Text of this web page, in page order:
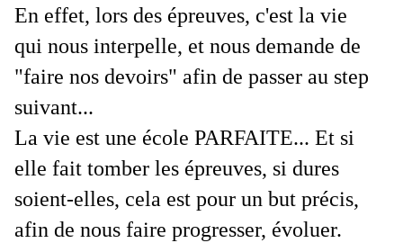
En effet, lors des épreuves, c'est la vie
qui nous interpelle, et nous demande de
"faire nos devoirs" afin de passer au step
suivant...
La vie est une école PARFAITE... Et si
elle fait tomber les épreuves, si dures
soient-elles, cela est pour un but précis,
afin de nous faire progresser, évoluer.